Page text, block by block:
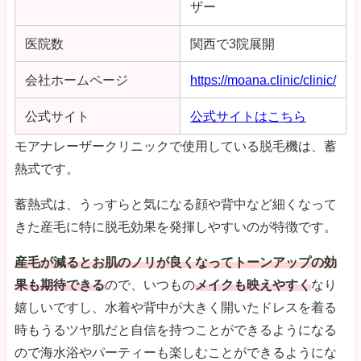
ザー
医院数 関西で3院展開
会社ホームページ https://moana.clinic/clinic/
公式サイト 公式サイトはこちら
モアナレーザークリニックで使用している脱毛機は、蓄
熱式です。
蓄熱式は、うっすらと気になる顔や背中など細くなって
きた産毛に特に脱毛効果を発揮しやすいのが特徴です。
産毛が減るとお肌のノリが良くなってトーンアップの効
果も期待できるので、いつものメイクも映えやすくなり
嬉しいですし、水着や背中が大きく開いたドレスを着る
時もうるツヤ肌だと自信を持つことができるようになる
ので海水浴やパーティーも楽しむことができるようにな